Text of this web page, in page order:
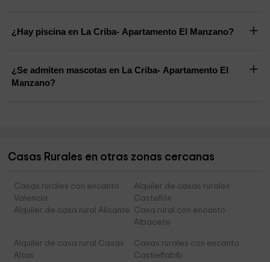
¿Hay piscina en La Criba- Apartamento El Manzano?
¿Se admiten mascotas en La Criba- Apartamento El
Manzano?
Casas Rurales en otras zonas cercanas
Casas rurales con encanto
Valencia
Alquiler de casas rurales
Castellón
Alquiler de casa rural Alicante Casa rural con encanto
Albacete
Alquiler de casa rural Casas
Altas
Casas rurales con encanto
Castielfabib